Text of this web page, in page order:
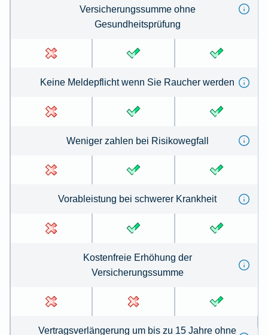
Versicherungssumme ohne
Gesundheitsprüfung
Keine Meldepflicht wenn Sie Raucher werden
Weniger zahlen bei Risikowegfall
Vorableistung bei schwerer Krankheit
Kostenfreie Erhöhung der
Versicherungssumme
Vertragsverlängerung um bis zu 15 Jahre ohne